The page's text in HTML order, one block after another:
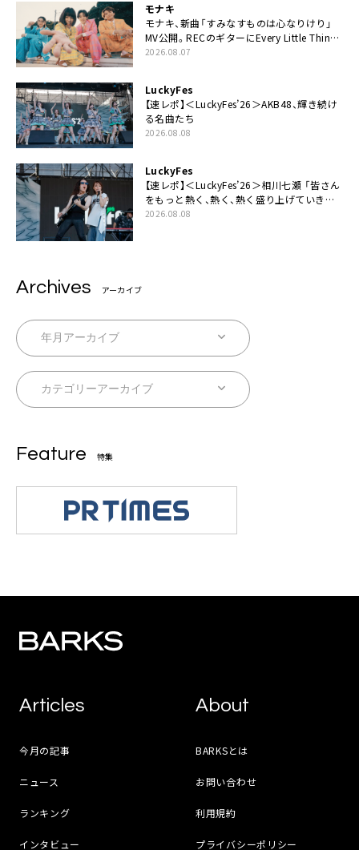
モナキ
モナキ、新曲「すみなすものは心なりけり」
MV公開。RECのギターにEvery Little Thing・
伊藤一朗参加も
2026.08.07
LuckyFes
【速レポ】＜LuckyFes’26＞AKB48、輝き続け
る名曲たち
2026.08.08
LuckyFes
【速レポ】＜LuckyFes’26＞相川七瀬 「皆さん
をもっと熱く、熱く、熱く盛り上げていきま
す！」
2026.08.08
Archives アーカイブ
Feature 特集
Articles
今月の記事
ニュース
ランキング
インタビュー
About
BARKSとは
お問い合わせ
利用規約
プライバシーポリシー